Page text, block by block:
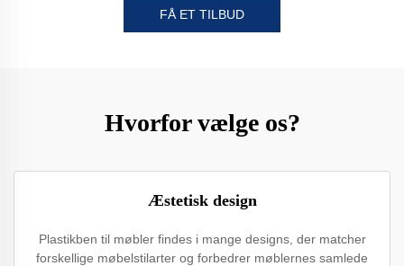
FÅ ET TILBUD
Hvorfor vælge os?
Æstetisk design
Plastikben til møbler findes i mange designs, der matcher
forskellige møbelstilarter og forbedrer møblernes samlede